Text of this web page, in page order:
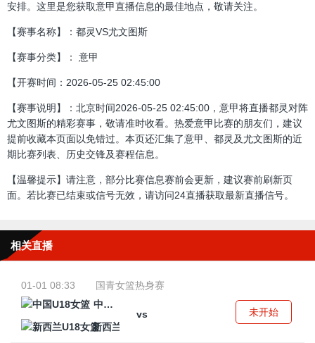
安排。这里是您获取意甲直播信息的最佳地点，敬请关注。
【赛事名称】：都灵VS尤文图斯
【赛事分类】： 意甲
【开赛时间：2026-05-25 02:45:00
【赛事说明】：北京时间2026-05-25 02:45:00，意甲将直播都灵对阵
尤文图斯的精彩赛事，敬请准时收看。热爱意甲比赛的朋友们，建议
提前收藏本页面以免错过。本页还汇集了意甲、都灵及尤文图斯的近
期比赛列表、历史交锋及赛程信息。
【温馨提示】请注意，部分比赛信息赛前会更新，建议赛前刷新页
面。若比赛已结束或信号无效，请访问24直播获取最新直播信号。
相关直播
01-01 08:33
国青女篮热身赛
中国U18女篮
vs
新西兰U18女篮
未开始